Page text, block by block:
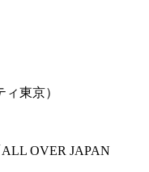
東京）
OVER JAPAN